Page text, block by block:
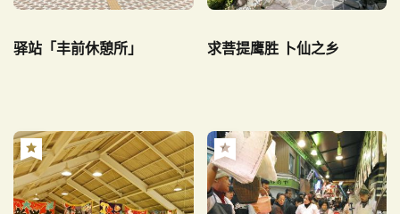
驿站「丰前休憩所」 求菩提鹰胜 卜仙之乡